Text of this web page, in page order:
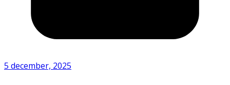
5 december, 2025